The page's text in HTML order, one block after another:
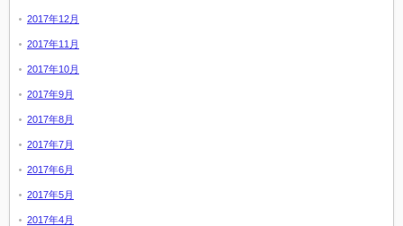
2017年12月
2017年11月
2017年10月
2017年9月
2017年8月
2017年7月
2017年6月
2017年5月
2017年4月